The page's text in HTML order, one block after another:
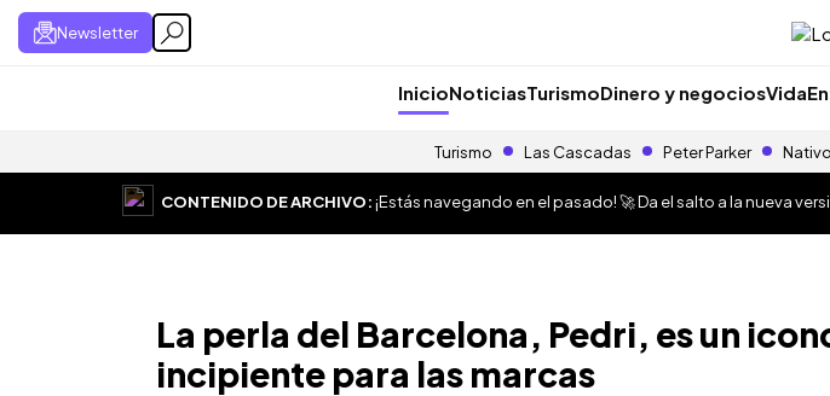
Newsletter
InicioNoticiasTurismoDinero y negociosVida
Turismo Las Cascadas Peter Parker
CONTENIDO DE ARCHIVO:¡Estás navegando en el pasado! 🚀 Da el salto a la nueva
La perla del Barcelona, Pedri, es un
incipiente para las marcas